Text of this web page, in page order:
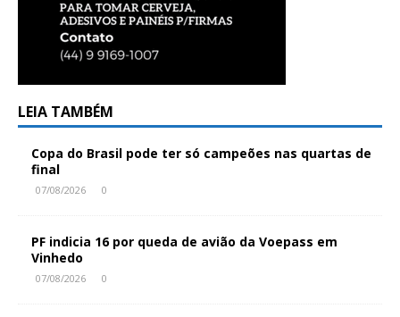
LEIA TAMBÉM
Copa do Brasil pode ter só campeões nas quartas de
final
07/08/2026 0
PF indicia 16 por queda de avião da Voepass em
Vinhedo
07/08/2026 0